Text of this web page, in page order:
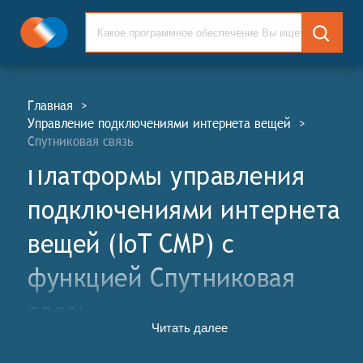
Главная >
Управление подключениями интернета вещей
>
Спутниковая связь
Платформы управления
подключениями интернета
вещей (IoT CMP) c
функцией Спутниковая
Читать далее